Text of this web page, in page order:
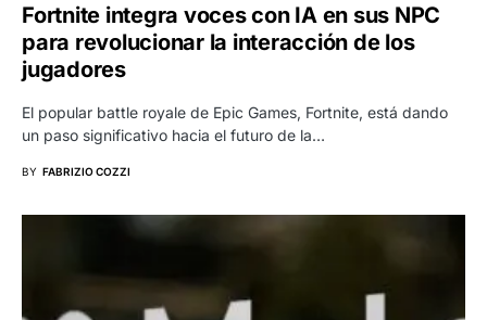
Fortnite integra voces con IA en sus NPC
para revolucionar la interacción de los
jugadores
El popular battle royale de Epic Games, Fortnite, está dando
un paso significativo hacia el futuro de la…
BY FABRIZIO COZZI